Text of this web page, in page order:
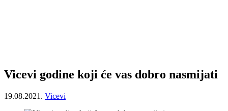
Vicevi godine koji će vas dobro nasmijati
19.08.2021. Vicevi